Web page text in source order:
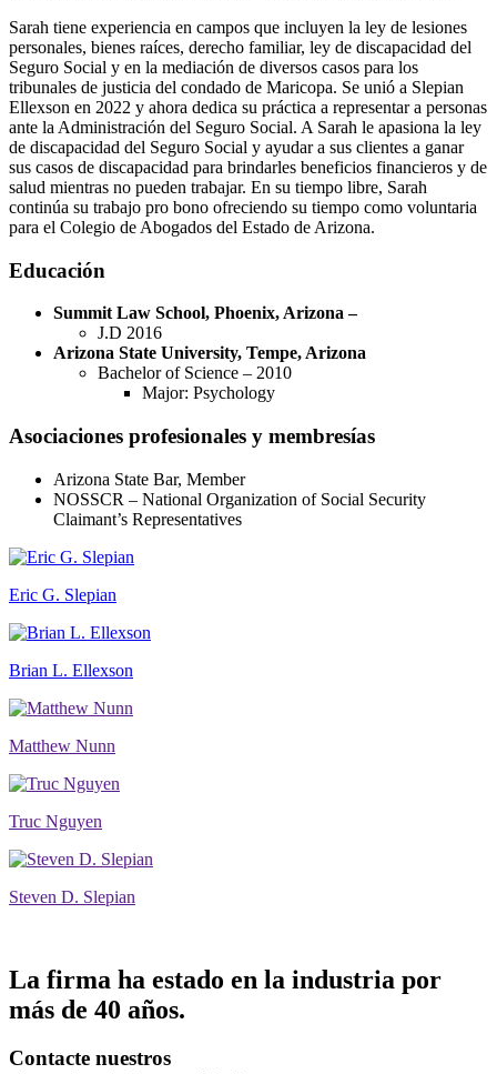
Sarah tiene experiencia en campos que incluyen la ley de lesiones
personales, bienes raíces, derecho familiar, ley de discapacidad del
Seguro Social y en la mediación de diversos casos para los
tribunales de justicia del condado de Maricopa. Se unió a Slepian
Ellexson en 2022 y ahora dedica su práctica a representar a personas
ante la Administración del Seguro Social. A Sarah le apasiona la ley
de discapacidad del Seguro Social y ayudar a sus clientes a ganar
sus casos de discapacidad para brindarles beneficios financieros y de
salud mientras no pueden trabajar. En su tiempo libre, Sarah
continúa su trabajo pro bono ofreciendo su tiempo como voluntaria
para el Colegio de Abogados del Estado de Arizona.
Educación
Summit Law School, Phoenix, Arizona –
J.D 2016
Arizona State University, Tempe, Arizona
Bachelor of Science – 2010
Major: Psychology
Asociaciones profesionales y membresías
Arizona State Bar, Member
NOSSCR – National Organization of Social Security
Claimant’s Representatives
Eric G. Slepian
Brian L. Ellexson
Matthew Nunn
Truc Nguyen
Steven D. Slepian
La firma ha estado en la industria por
más de 40 años.
Contacte nuestros